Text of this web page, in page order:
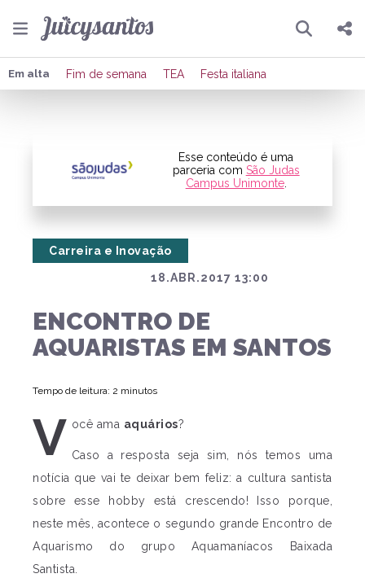
Pesquisar
Compartilhar
Publicar no Facebook
Em alta Fim de semana TEA Festa italiana
Esse conteúdo é uma
parceria com São Judas
Campus Unimonte.
18.ABR.2017 13:00
Carreira e Inovação
ENCONTRO DE
AQUARISTAS EM SANTOS
Tempo de leitura: 2 minutos
V ocê ama aquários?
Caso a resposta seja sim, nós temos uma
notícia que vai te deixar bem feliz: a cultura santista
sobre esse hobby está crescendo! Isso porque,
neste mês, acontece o segundo grande Encontro de
Aquarismo do grupo Aquamaníacos Baixada
Santista.